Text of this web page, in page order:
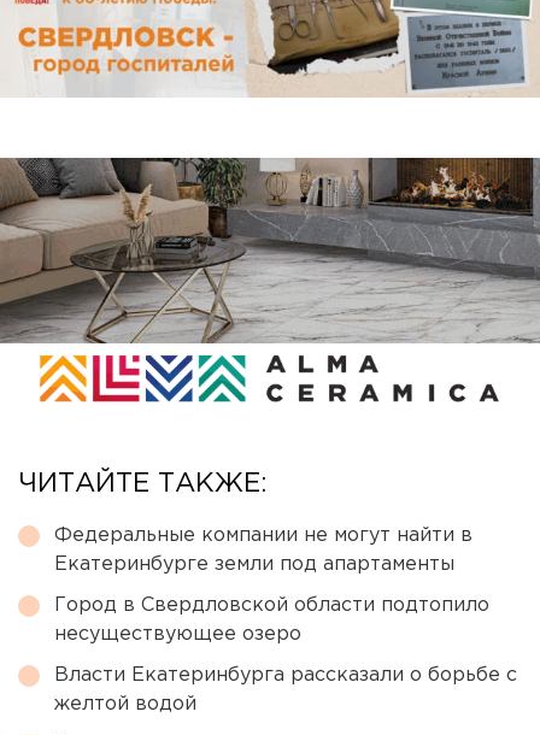
ЧИТАЙТЕ ТАКЖЕ:
Федеральные компании не могут найти в
Екатеринбурге земли под апартаменты
Город в Свердловской области подтопило
несуществующее озеро
Власти Екатеринбурга рассказали о борьбе с
желтой водой